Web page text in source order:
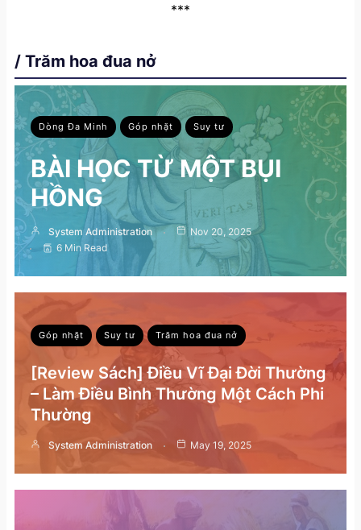
***
/ Trăm hoa đua nở
Dòng Đa Minh Góp nhặt Suy tư
BÀI HỌC TỪ MỘT BỤI
HỒNG
System Administration
Nov 20, 2025
6 Min Read
Góp nhặt Suy tư Trăm hoa đua nở
[Review Sách] Điều Vĩ Đại Đời Thường
– Làm Điều Bình Thường Một Cách Phi
Thường
System Administration May 19, 2025